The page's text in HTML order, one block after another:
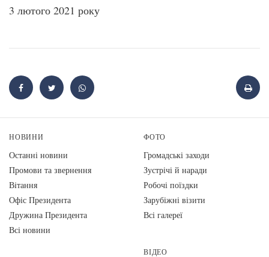
3 лютого 2021 року
НОВИНИ
Останні новини
Промови та звернення
Вiтання
Офіс Президента
Дружина Президента
Всі новини
ФОТО
Громадські заходи
Зустрічі й наради
Робочі поїздки
Зарубіжні візити
Всі галереї
ВІДЕО